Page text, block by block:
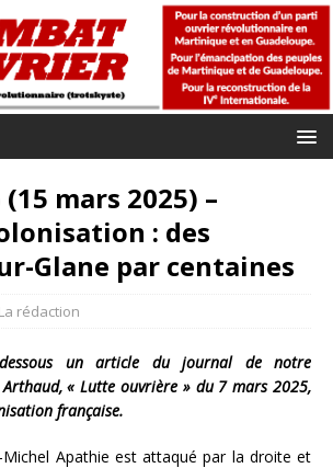
(15 mars 2025) –
: des
Glane par centaines
La rédaction
un article du journal de notre
« Lutte ouvrière » du 7 mars 2025,
française.
Michel Apathie est attaqué par la droite et